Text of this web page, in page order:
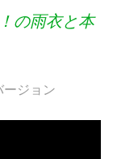
の雨衣と本
ジョン